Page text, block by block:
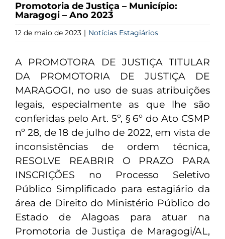
Promotoria de Justiça – Município:
Maragogi – Ano 2023
12 de maio de 2023 | Notícias Estagiários
A PROMOTORA DE JUSTIÇA TITULAR
DA PROMOTORIA DE JUSTIÇA DE
MARAGOGI, no uso de suas atribuições
legais, especialmente as que lhe são
conferidas pelo Art. 5º, § 6º do Ato CSMP
nº 28, de 18 de julho de 2022, em vista de
inconsistências de ordem técnica,
RESOLVE REABRIR O PRAZO PARA
INSCRIÇÕES no Processo Seletivo
Público Simplificado para estagiário da
área de Direito do Ministério Público do
Estado de Alagoas para atuar na
Promotoria de Justiça de Maragogi/AL,